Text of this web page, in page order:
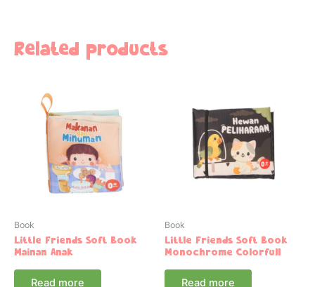
Related products
Book
Little Friends Soft Book
Mainan Anak
Read more
Book
Little Friends Soft Book
Monochrome Colorfull
Read more